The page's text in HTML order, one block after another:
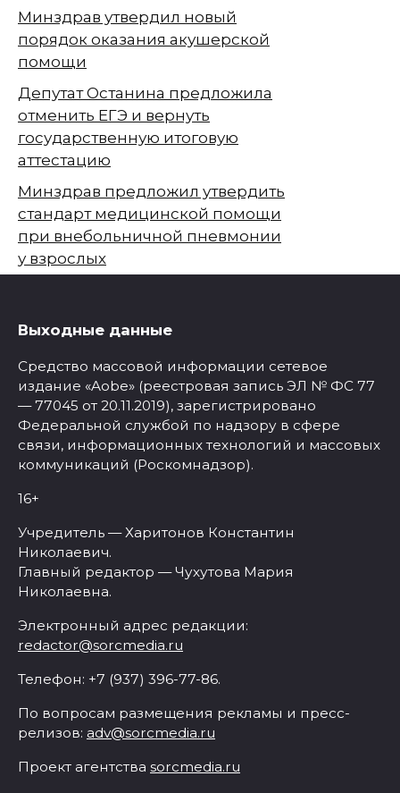
Минздрав утвердил новый
порядок оказания акушерской
помощи
Депутат Останина предложила
отменить ЕГЭ и вернуть
государственную итоговую
аттестацию
Минздрав предложил утвердить
стандарт медицинской помощи
при внебольничной пневмонии
у взрослых
Выходные данные
Средство массовой информации сетевое
издание «Aobe» (реестровая запись ЭЛ № ФС 77
— 77045 от 20.11.2019), зарегистрировано
Федеральной службой по надзору в сфере
связи, информационных технологий и массовых
коммуникаций (Роскомнадзор).
16+
Учредитель — Харитонов Константин
Николаевич.
Главный редактор — Чухутова Мария
Николаевна.
Электронный адрес редакции:
redactor@sorcmedia.ru
Телефон: +7 (937) 396-77-86.
По вопросам размещения рекламы и пресс-
релизов: adv@sorcmedia.ru
Проект агентства sorcmedia.ru